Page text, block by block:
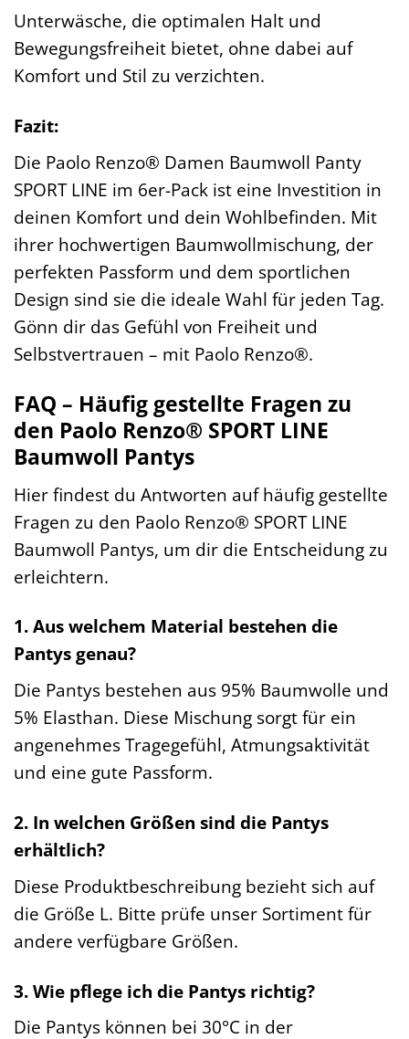
Unterwäsche, die optimalen Halt und
Bewegungsfreiheit bietet, ohne dabei auf
Komfort und Stil zu verzichten.
Fazit:
Die Paolo Renzo® Damen Baumwoll Panty
SPORT LINE im 6er-Pack ist eine Investition in
deinen Komfort und dein Wohlbefinden. Mit
ihrer hochwertigen Baumwollmischung, der
perfekten Passform und dem sportlichen
Design sind sie die ideale Wahl für jeden Tag.
Gönn dir das Gefühl von Freiheit und
Selbstvertrauen – mit Paolo Renzo®.
FAQ – Häufig gestellte Fragen zu
den Paolo Renzo® SPORT LINE
Baumwoll Pantys
Hier findest du Antworten auf häufig gestellte
Fragen zu den Paolo Renzo® SPORT LINE
Baumwoll Pantys, um dir die Entscheidung zu
erleichtern.
1. Aus welchem Material bestehen die
Pantys genau?
Die Pantys bestehen aus 95% Baumwolle und
5% Elasthan. Diese Mischung sorgt für ein
angenehmes Tragegefühl, Atmungsaktivität
und eine gute Passform.
2. In welchen Größen sind die Pantys
erhältlich?
Diese Produktbeschreibung bezieht sich auf
die Größe L. Bitte prüfe unser Sortiment für
andere verfügbare Größen.
3. Wie pflege ich die Pantys richtig?
Die Pantys können bei 30°C in der